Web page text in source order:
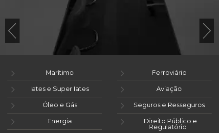
Marítimo
Iates e Super Iates
Óleo e Gás
Energia
Ferroviário
Aviação
Seguros e Resseguros
Direito Público e
Regulatório